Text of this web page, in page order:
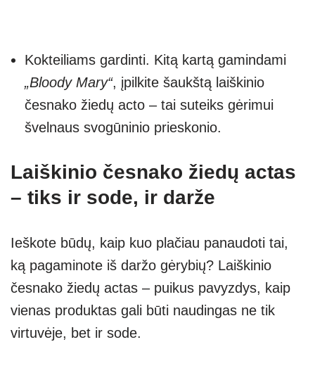
Kokteiliams gardinti. Kitą kartą gamindami
„Bloody Mary“, įpilkite šaukštą laiškinio
česnako žiedų acto – tai suteiks gėrimui
švelnaus svogūninio prieskonio.
Laiškinio česnako žiedų actas
– tiks ir sode, ir darže
Ieškote būdų, kaip kuo plačiau panaudoti tai,
ką pagaminote iš daržo gėrybių? Laiškinio
česnako žiedų actas – puikus pavyzdys, kaip
vienas produktas gali būti naudingas ne tik
virtuvėje, bet ir sode.